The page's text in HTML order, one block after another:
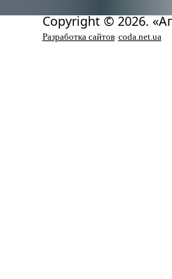
Copyright © 2026.
Разработка сайтов coda.net.ua